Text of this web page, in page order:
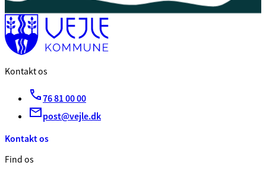
Kontakt os
76 81 00 00
post@vejle.dk
Kontakt os
Find os